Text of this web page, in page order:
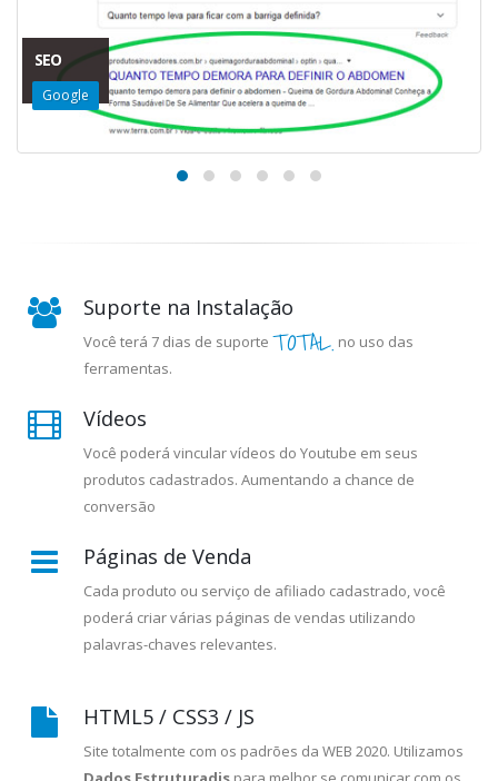
SEO
Google
Suporte na Instalação
Você terá 7 dias de suporte TOTAL. no uso das
ferramentas.
Vídeos
Você poderá vincular vídeos do Youtube em seus
produtos cadastrados. Aumentando a chance de
conversão
Páginas de Venda
Cada produto ou serviço de afiliado cadastrado, você
poderá criar várias páginas de vendas utilizando
palavras-chaves relevantes.
HTML5 / CSS3 / JS
Site totalmente com os padrões da WEB 2020. Utilizamos